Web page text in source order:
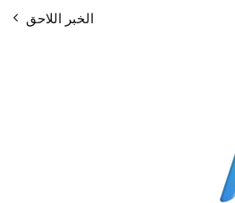
الخبر اللاحق